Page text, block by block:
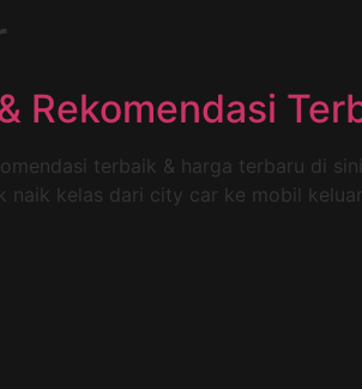
Rekomendasi
terbaik & harga terbaru di
naik kelas dari city car ke mobil